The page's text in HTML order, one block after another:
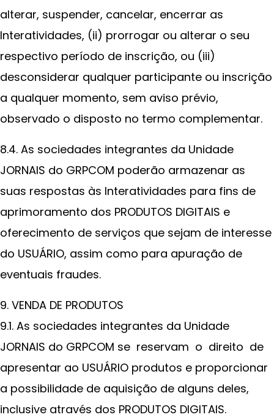
alterar, suspender, cancelar, encerrar as
Interatividades, (ii) prorrogar ou alterar o seu
respectivo período de inscrição, ou (iii)
desconsiderar qualquer participante ou inscrição
a qualquer momento, sem aviso prévio,
observado o disposto no termo complementar.
8.4. As sociedades integrantes da Unidade
JORNAIS do GRPCOM poderão armazenar as
suas respostas às Interatividades para fins de
aprimoramento dos PRODUTOS DIGITAIS e
oferecimento de serviços que sejam de interesse
do USUÁRIO, assim como para apuração de
eventuais fraudes.
9. VENDA DE PRODUTOS
9.1. As sociedades integrantes da Unidade
JORNAIS do GRPCOM se reservam o direito de
apresentar ao USUÁRIO produtos e proporcionar
a possibilidade de aquisição de alguns deles,
inclusive através dos PRODUTOS DIGITAIS.